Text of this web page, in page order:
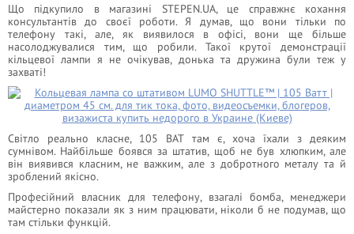
Що підкупило в магазині STEPEN.UA, це справжнє кохання
консультантів до своєї роботи. Я думав, що вони тільки по
телефону такі, але, як виявилося в офісі, вони ще більше
насолоджувалися тим, що робили. Такої крутої демонстрації
кільцевої лампи я не очікував, донька та дружина були теж у
захваті!
Світло реально класне, 105 ВАТ там є, хоча їхали з деяким
сумнівом. Найбільше боявся за штатив, щоб не був хлюпким, але
він виявився класним, не важким, але з добротного металу та й
зроблений якісно.
Професійний власник для телефону, взагалі бомба, менеджери
майстерно показали як з ним працювати, ніколи б не подумав, що
там стільки функцій.